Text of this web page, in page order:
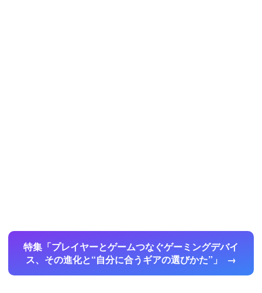
特集「プレイヤーとゲームつなぐゲーミングデバイ
ス、その進化と“自分に合うギアの選びかた”」